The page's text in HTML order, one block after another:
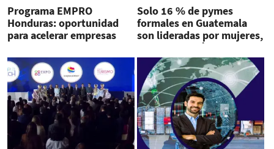
Programa EMPRO
Honduras: oportunidad
para acelerar empresas
Solo 16 % de pymes
formales en Guatemala
son lideradas por mujeres,
revela nuevo índice de
empresarialidad